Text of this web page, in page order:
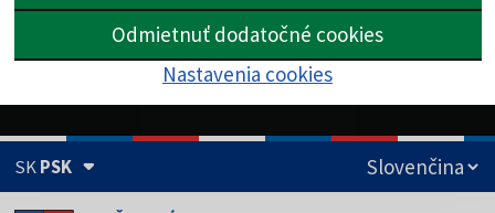
Odmietnuť dodatočné cookies
Nastavenia cookies
SKPSK